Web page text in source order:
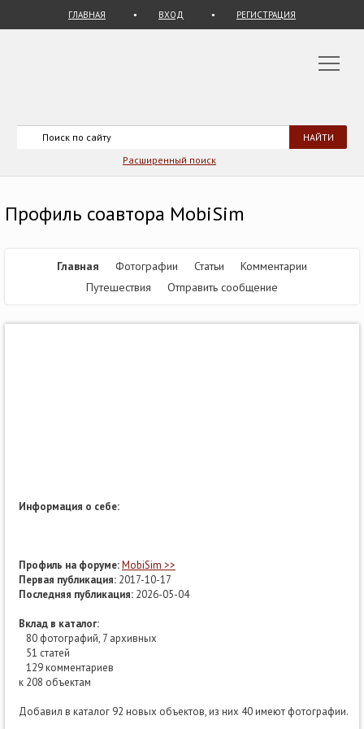
ГЛАВНАЯ ВХОД РЕГИСТРАЦИЯ
Расширенный поиск
Профиль соавтора MobiSim
Главная Фотографии Статьи
Комментарии
Путешествия
Отправить сообщение
Информация о себе:
Профиль на форуме:MobiSim >>
Первая публикация: 2017-10-17
Последняя публикация: 2026-05-04
Вклад в каталог:
80 фотографий, 7 архивных
51 статей
129 комментариев
к 208 объектам
Добавил в каталог 92 новых объектов, из них 40 имеют фотографии.